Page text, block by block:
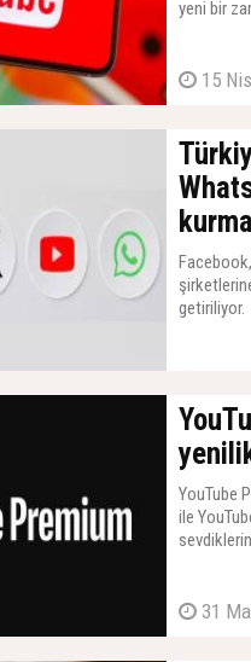
yeni bir
15
getiriliyor.
YouTube
ile
31